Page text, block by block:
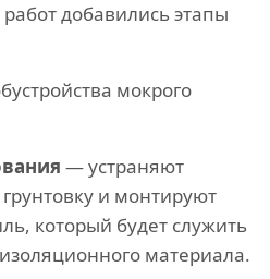
добавились этапы
мокрого
— устраняют
и монтируют
который будет служить
материала.